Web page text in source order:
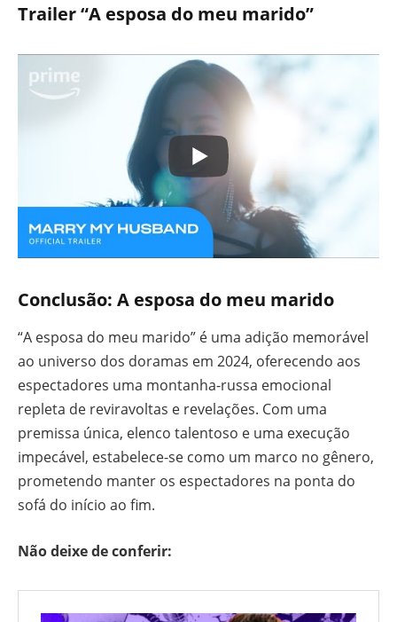
Trailer “A esposa do meu marido”
Conclusão: A esposa do meu marido
“A esposa do meu marido” é uma adição memorável
ao universo dos doramas em 2024, oferecendo aos
espectadores uma montanha-russa emocional
repleta de reviravoltas e revelações. Com uma
premissa única, elenco talentoso e uma execução
impecável, estabelece-se como um marco no gênero,
prometendo manter os espectadores na ponta do
sofá do início ao fim.
Não deixe de conferir: